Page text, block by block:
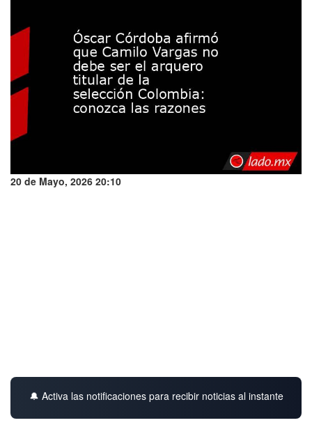
20 de Mayo, 2026 20:10
🔔 Activa las notificaciones para recibir noticias al instante